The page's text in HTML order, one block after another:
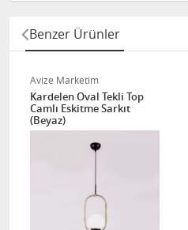
Benzer Ürünler
Avize Marketim
Kardelen Oval Tekli Top
Camlı Eskitme Sarkıt
(Beyaz)